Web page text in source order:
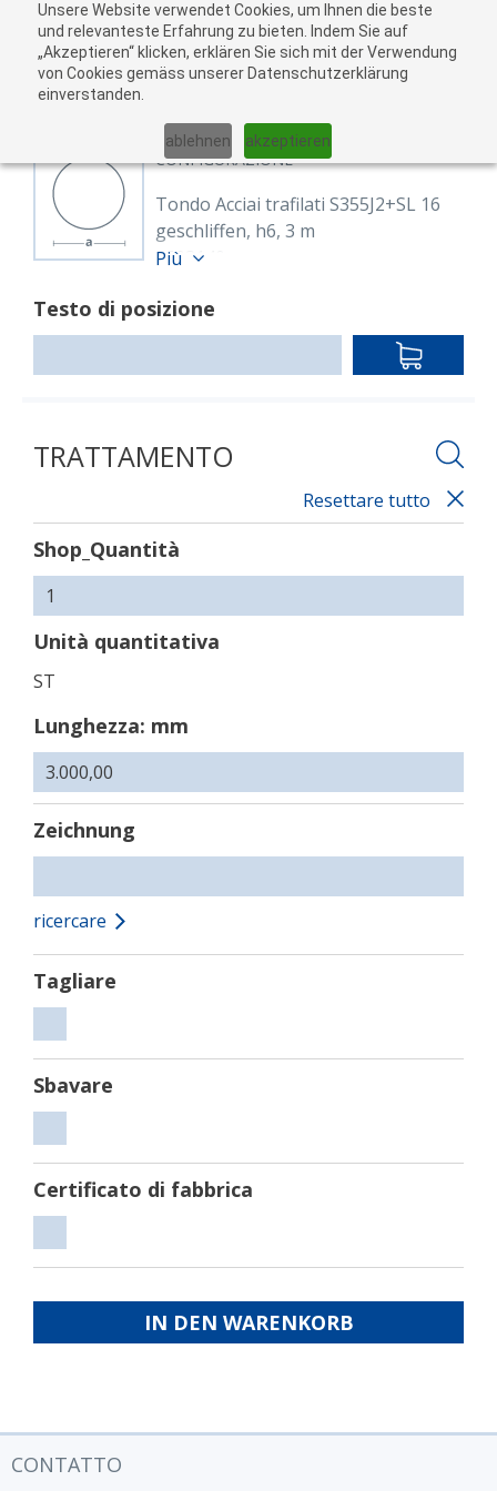
Unsere Website verwendet Cookies, um Ihnen die beste
und relevanteste Erfahrung zu bieten. Indem Sie auf
„Akzeptieren“ klicken, erklären Sie sich mit der Verwendung
von Cookies gemäss unserer Datenschutzerklärung
einverstanden.
ablehnen akzeptieren
01 02
CONFIGURAZIONE
Tondo Acciai trafilati S355J2+SL 16
geschliffen, h6, 3 m
8603140
EN 10277
blank, geschliffen h6
Più
Testo di posizione
IN
TRATTAMENTO
Resettare tutto
Shop_Quantità
Unità quantitativa
ST
Lunghezza: mm
Zeichnung
ricercare
Tagliare
Sbavare
Certificato di fabbrica
di
fabbrica
IN DEN WARENKORB
CONTATTO